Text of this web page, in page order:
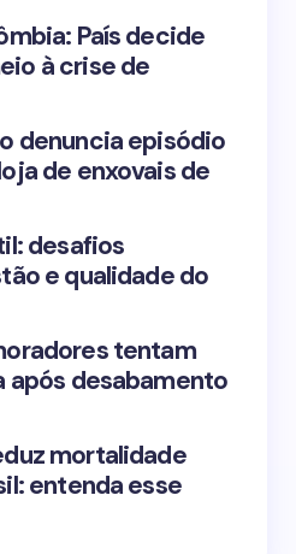
in this browser for the
Comment
País decide
à crise de
denuncia episódio
de enxovais de
desafios
e qualidade do
tentam
após desabamento
mortalidade
entenda esse